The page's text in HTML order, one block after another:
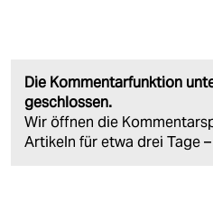
Die Kommentarfunktion
geschlossen.
Wir öffnen die
Artikeln für etwa drei Tage –